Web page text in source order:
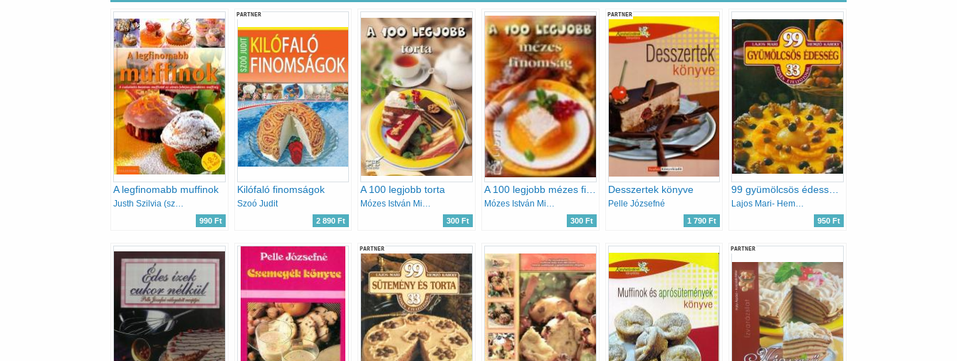
A legfinomabb muffinok
990 Ft
PARTNER
Kilófaló finomságok
Szoó Judit
2 890 Ft
A 100 legjobb torta
300 Ft
A 100 legjobb mézes finomság
300 Ft
PARTNER
Desszertek könyve
Pelle Józsefné
1 790 Ft 950 Ft
PARTNER PARTNER